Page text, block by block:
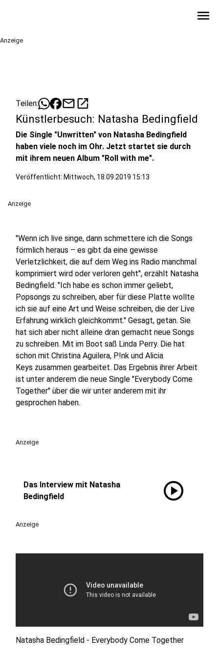
menu
Anzeige
Teilen: mailopen_in_new
Künstlerbesuch: Natasha Bedingfield
Die Single "Unwritten" von Natasha Bedingfield
haben viele noch im Ohr. Jetzt startet sie durch
mit ihrem neuen Album "Roll with me".
Veröffentlicht: Mittwoch, 18.09.2019 15:13
Anzeige
"Wenn ich live singe, dann schmettere ich die Songs
förmlich heraus – es gibt da eine gewisse
Verletzlichkeit, die auf dem Weg ins Radio manchmal
komprimiert wird oder verloren geht", erzählt Natasha
Bedingfield. "Ich habe es schon immer geliebt,
Popsongs zu schreiben, aber für diese Platte wollte
ich sie auf eine Art und Weise schreiben, die der Live
Erfahrung wirklich gleichkommt." Gesagt, getan. Sie
hat sich aber nicht alleine dran gemacht neue Songs
zu schreiben. Mit im Boot saß Linda Perry. Die hat
schon mit Christina Aguilera, P!nk und Alicia
Keys zusammen gearbeitet. Das Ergebnis ihrer Arbeit
ist unter anderem die neue Single "Everybody Come
Together" über die wir unter anderem mit ihr
gesprochen haben.
Anzeige
Das Interview mit Natasha
Bedingfield
play_circle
Anzeige
Natasha Bedingfield - Everybody Come Together